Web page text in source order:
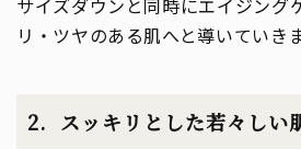
リ・ツヤのある肌へと導いていきま
スッキリとした若々しい